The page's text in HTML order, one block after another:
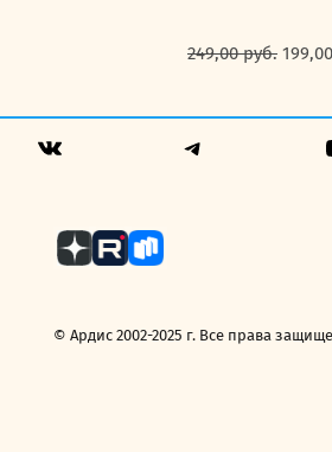
249,00руб. 199,00
© Ардис 2002-2025 г. Все права